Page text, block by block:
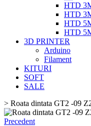
HTD
HTD
HTD
HTD
3D PRINTER
Arduino
Filament
KITURI
SOFT
SALE
> Roata dintata GT2 -09
Precedent